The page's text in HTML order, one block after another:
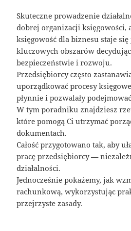
Skuteczne prowadzenie
dobrej organizacji księgowości,
księgowość dla biznesu staje
kluczowych obszarów
bezpieczeństwie i rozwoju.
Przedsiębiorcy często
uporządkować procesy
płynnie i pozwalały
W tym poradniku znajdziesz
które pomogą Ci utrzymać
dokumentach.
Całość przygotowano tak, aby
pracę przedsiębiorcy —
działalności.
Jednocześnie pokażemy, jak
rachunkową, wykorzystując
przejrzyste zasady.